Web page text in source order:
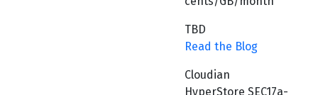
TBD
Read the Blog
Cloudian
HyperStore SEC17a-